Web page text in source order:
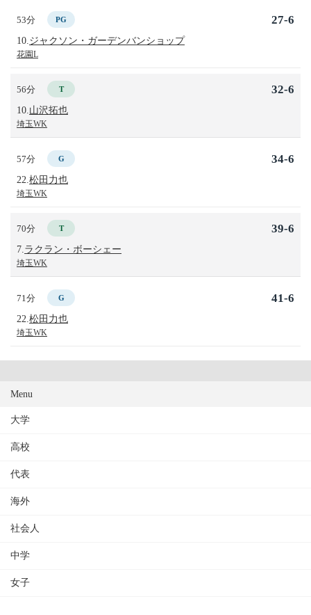
53分 PG
10. ジャクソン・ガーデンバンショップ
花園L
27-6
56分 T
10. 山沢拓也
埼玉WK
32-6
57分 G
22. 松田力也
埼玉WK
34-6
70分 T
7. ラクラン・ボーシェー
埼玉WK
39-6
71分 G
22. 松田力也
埼玉WK
41-6
Menu
大学
高校
代表
海外
社会人
中学
女子